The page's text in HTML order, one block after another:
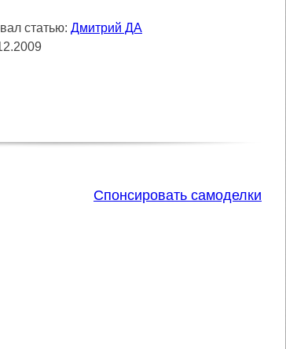
статью: Дмитрий ДА
Спонсировать самоделки